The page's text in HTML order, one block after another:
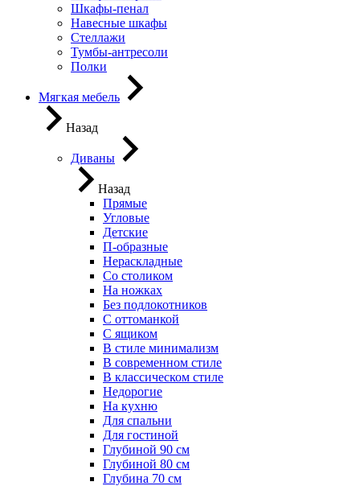
Шкафы-пенал
Навесные шкафы
Стеллажи
Тумбы-антресоли
Полки
Мягкая мебель
Назад
Диваны
Назад
Прямые
Угловые
Детские
П-образные
Нераскладные
Со столиком
На ножках
Без подлокотников
С оттоманкой
С ящиком
В стиле минимализм
В современном стиле
В классическом стиле
Недорогие
На кухню
Для спальни
Для гостиной
Глубиной 90 см
Глубиной 80 см
Глубина 70 см